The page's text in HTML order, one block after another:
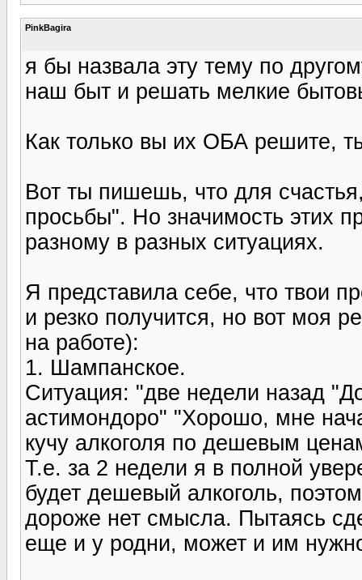
PinkBagira
я бы назвала эту тему по
наш быт и решать мелкие
Как только вы их ОБА решите,
Вот ты пишешь, что для
просьбы". Но значимость этих
разному в разных ситуациях.
Я представила себе, что твои
и резко получится, но вот моя
на работе):
1. Шампанское.
Ситуация: "две недели назад
астимондоро" "Хорошо, мне
кучу алкоголя по дешевым
Т.е. за 2 недели я в полной
будет дешевый алкоголь,
дороже нет смысла. Пытаясь
еще и у родни, может и им